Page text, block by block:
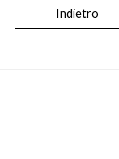
Indietro